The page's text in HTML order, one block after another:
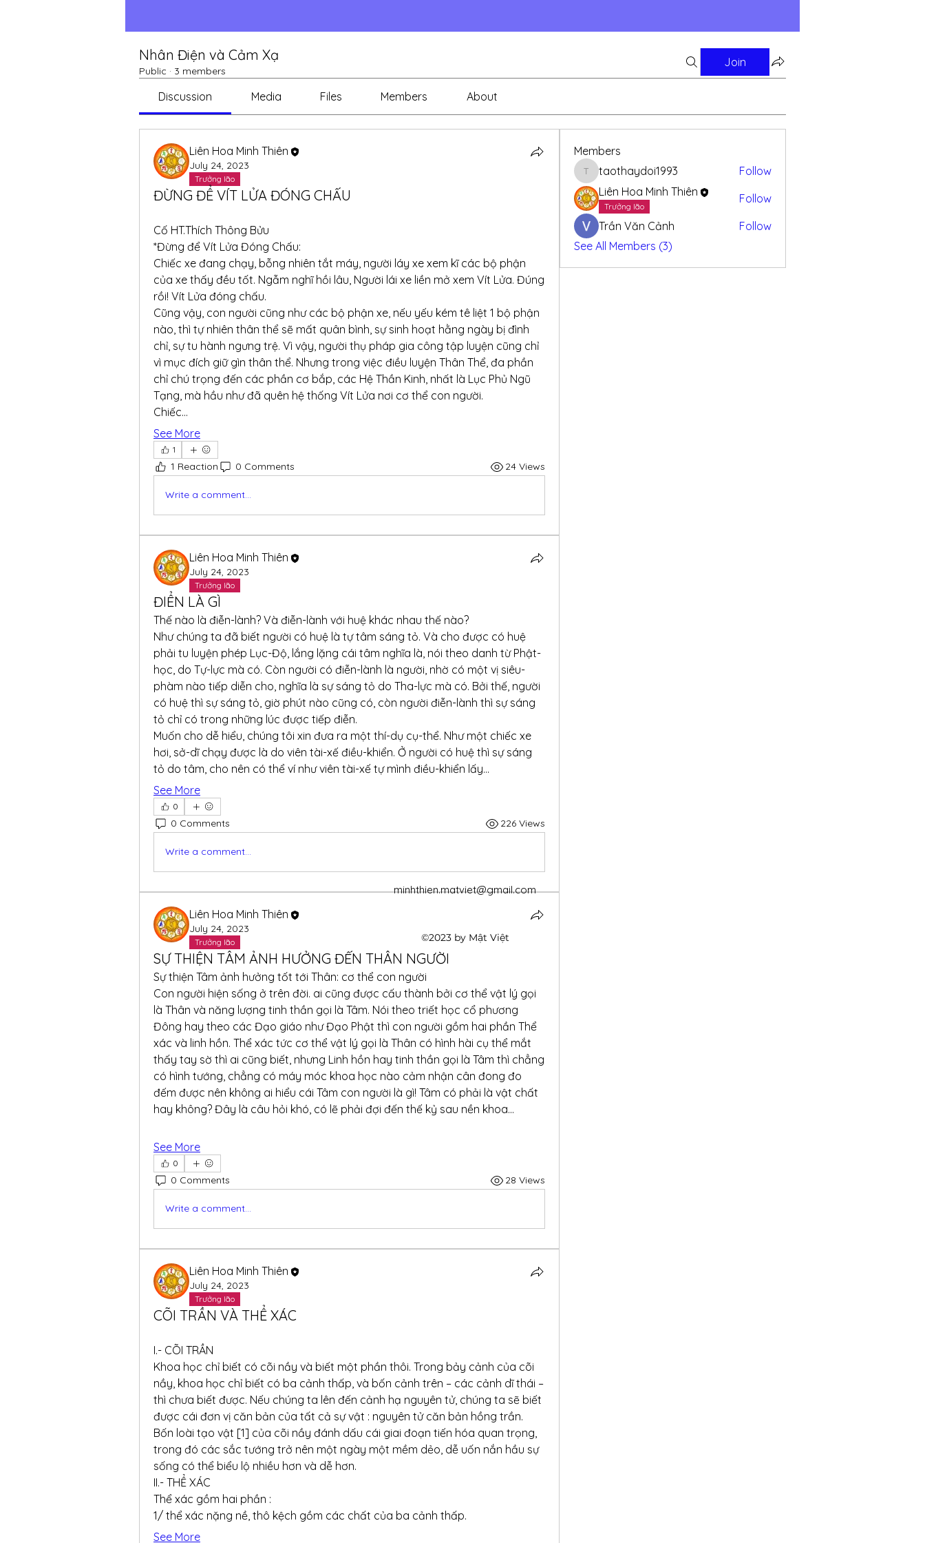
Nhân Điện và Cảm Xạ
Public · 3 members
Join
Discussion Media Files Members About
Liên Hoa Minh Thiên
July 24, 2023
Trưởng lão
ĐỪNG ĐỂ VÍT LỬA ĐÓNG CHẤU
Cố HT.Thích Thông Bửu
*Đừng để Vít Lửa Đóng Chấu:
Chiếc xe đang chạy, bỗng nhiên tắt máy, người láy xe xem kĩ các bộ phận
của xe thấy đều tốt. Ngẫm nghĩ hồi lâu, Người lái xe liền mở xem Vít Lửa. Đúng
rồi! Vít Lửa đóng chấu.
Cũng vậy, con người cũng như các bộ phận xe, nếu yếu kém tê liệt 1 bộ phận
nào, thì tự nhiên thân thể sẽ mất quân bình, sự sinh hoạt hằng ngày bị đình
chỉ, sự tu hành ngưng trệ. Vì vậy, người thụ pháp gia công tập luyện cũng chỉ
vì mục đích giữ gìn thân thể. Nhưng trong việc điều luyện Thân Thể, đa phần
chỉ chú trọng đến các phần cơ bắp, các Hệ Thần Kinh, nhất là Lục Phủ Ngũ
Tạng, mà hầu như đã quên hệ thống Vít Lửa nơi cơ thể con người.
Chiếc…
See More
1
1 Reaction 0 Comments 24 Views
Write a comment...
Liên Hoa Minh Thiên
July 24, 2023
Trưởng lão
ĐIỂN LÀ GÌ
Thế nào là điễn-lành? Và điễn-lành với huệ khác nhau thế nào?
Như chúng ta đã biết người có huệ là tự tâm sáng tỏ. Và cho được có huệ
phải tu luyện phép Lục-Độ, lắng lặng cái tâm nghĩa là, nói theo danh từ Phật-
học, do Tự-lực mà có. Còn người có điễn-lành là người, nhờ có một vị siêu-
phàm nào tiếp diễn cho, nghĩa là sự sáng tỏ do Tha-lực mà có. Bởi thế, người
có huệ thì sự sáng tỏ, giờ phút nào cũng có, còn người điễn-lành thì sự sáng
tỏ chỉ có trong những lúc được tiếp điễn.
Muốn cho dễ hiểu, chúng tôi xin đưa ra một thí-dụ cụ-thể. Như một chiếc xe
hơi, sở-dĩ chạy được là do viên tài-xế điều-khiển. Ở người có huệ thì sự sáng
tỏ do tâm, cho nên có thể ví như viên tài-xế tự mình điều-khiển lấy…
See More
0
0 Comments 226 Views
Write a comment...
Liên Hoa Minh Thiên
July 24, 2023
Trưởng lão
SỰ THIỆN TÂM ẢNH HƯỞNG ĐẾN THÂN NGƯỜI
Sự thiện Tâm ảnh hưởng tốt tới Thân: cơ thể con người
Con người hiện sống ở trên đời. ai cũng được cấu thành bởi cơ thể vật lý gọi
là Thân và năng lượng tinh thần gọi là Tâm. Nói theo triết học cổ phương
Đông hay theo các Đạo giáo như Đạo Phật thì con người gồm hai phần Thể
xác và linh hồn. Thể xác tức cơ thể vật lý gọi là Thân có hình hài cụ thể mắt
thấy tay sờ thì ai cũng biết, nhưng Linh hồn hay tinh thần gọi là Tâm thì chẳng
có hình tướng, chẳng có máy móc khoa học nào cảm nhận cân đong đo
đếm được nên không ai hiểu cái Tâm con người là gì! Tâm có phải là vật chất
hay không? Đây là câu hỏi khó, có lẽ phải đợi đến thế kỷ sau nền khoa…
See More
0
0 Comments 28 Views
Write a comment...
Liên Hoa Minh Thiên
July 24, 2023
Trưởng lão
CÕI TRẦN VÀ THỂ XÁC
I.- CÕI TRẦN
Khoa học chỉ biết có cõi nầy và biết một phần thôi. Trong bảy cảnh của cõi
nầy, khoa học chỉ biết có ba cảnh thấp, và bốn cảnh trên – các cảnh dĩ thái –
thì chưa biết được. Nếu chúng ta lên đến cảnh hạ nguyên tử, chúng ta sẽ biết
được cái đơn vị căn bản của tất cả sự vật : nguyên tử căn bản hồng trần.
Bốn loài tạo vật [1] của cõi nầy đánh dấu cái giai đoạn tiến hóa quan trọng,
trong đó các sắc tướng trở nên một ngày một mềm dẻo, dễ uốn nắn hầu sự
sống có thể biểu lộ nhiều hơn và dễ hơn.
II.- THỂ XÁC
Thể xác gồm hai phần :
1/ thể xác nặng nề, thô kệch gồm các chất của ba cảnh thấp.
See More
Members
taothaydoi1993
taothaydoi1993
Follow
Liên Hoa Minh Thiên
Trưởng lão
Follow
Trần Văn Cảnh
Follow
See All Members (3)
minhthien.matviet@gmail.com
©2023 by Mật Việt